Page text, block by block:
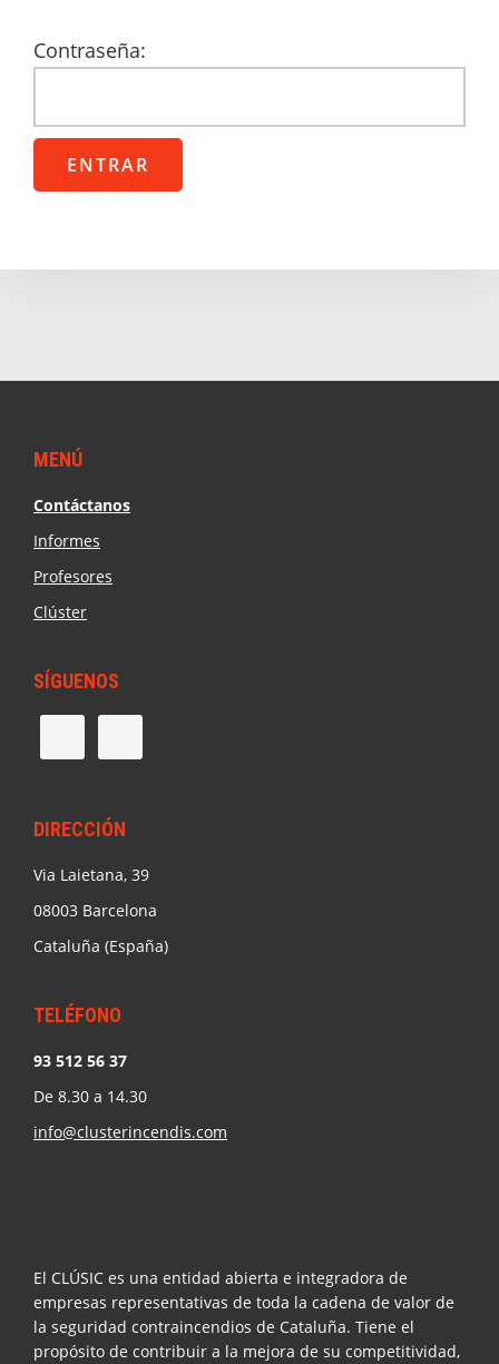
Contraseña:
Footer
MENÚ
Contáctanos
Informes
Profesores
Clúster
SÍGUENOS
DIRECCIÓN
Via Laietana, 39
08003 Barcelona
Cataluña (España)
TELÉFONO
93 512 56 37
De 8.30 a 14.30
info@clusterincendis.com
El CLÚSIC es una entidad abierta e integradora de
empresas representativas de toda la cadena de valor de
la seguridad contraincendios de Cataluña. Tiene el
propósito de contribuir a la mejora de su competitividad,